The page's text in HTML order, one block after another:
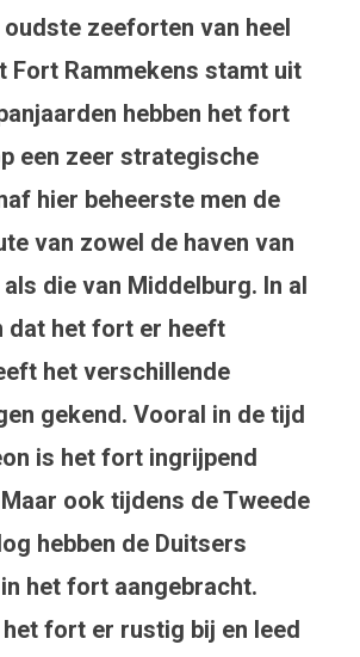
oudste zeeforten van heel
Fort Rammekens stamt uit
hebben het fort
een zeer strategische
hier beheerste men de
van zowel de haven van
die van Middelburg. In al
dat het fort er heeft
het verschillende
gekend. Vooral in de tijd
is het fort ingrijpend
ook tijdens de Tweede
hebben de Duitsers
het fort aangebracht.
het fort er rustig bij en leed